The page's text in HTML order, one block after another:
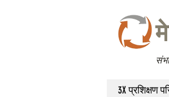
3X प्रशिक्षण